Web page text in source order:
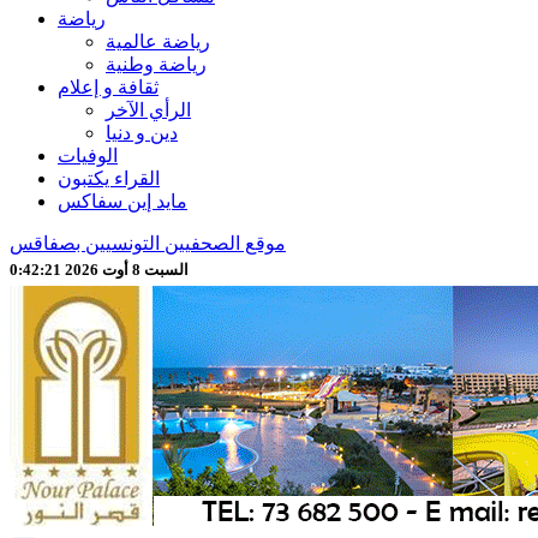
رياضة
رياضة عالمية
رياضة وطنية
ثقافة و إعلام
الرأي الآخر
دين و دنيا
الوفيات
القراء يكتبون
مايد إين سفاكس
موقع الصحفيين التونسيين بصفاقس
السبت 8 أوت 2026 0:42:23